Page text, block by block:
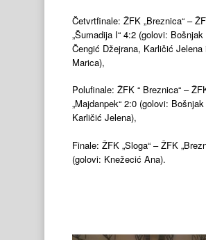
Četvrtfinale: ŽFK „Breznica“ –
„Šumadija I“ 4:2 (golovi:
Čengić Džejrana, Karličić Jelena
Marica),
Polufinale: ŽFK “ Breznica“ –
„Majdanpek“ 2:0 (golovi:
Karličić Jelena),
Finale: ŽFK „Sloga“ – ŽFK
(golovi: Knežecić Ana).